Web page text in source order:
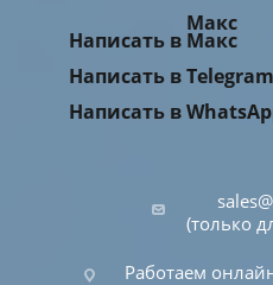
Макс
Написать в Макс
Написать в
Написать в
(только
Работаем